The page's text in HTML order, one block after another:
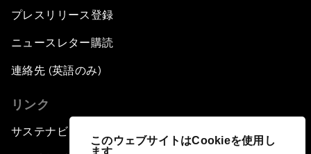
このウェブサイトはCookieを使用し
ます
プレスリリース登録
ニュースレター購読
連絡先 (英語のみ)
リンク
サステナビリティへの取り組み